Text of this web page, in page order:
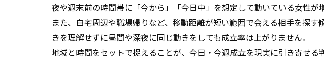
夜や週末前の時間帯に「今から」「今日中」を想定して動いている女性が
また、自宅周辺や職場帰りなど、移動距離が短い範囲で会える相手を探す
きを理解せずに昼間や深夜に同じ動きをしても成立率は上がりません。
地域と時間をセットで捉えることが、今日・今週成立を現実に引き寄せる